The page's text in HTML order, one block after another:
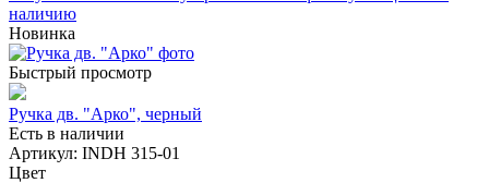
наличию
Новинка
Быстрый просмотр
Ручка дв. "Арко", черный
Есть в наличии
Артикул: INDH 315-01
Цвет